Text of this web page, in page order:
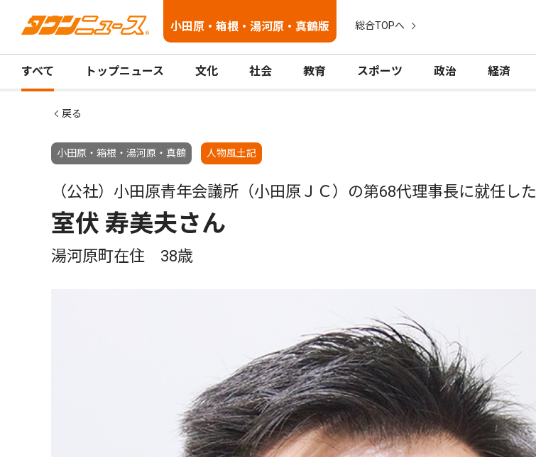
小田原・箱根・湯河原・真鶴版 総合TOPへ
すべて トップニュース 文化 社会 教育 スポーツ 政治 経済
戻る
小田原・箱根・湯河原・真鶴 人物風土記
（公社）小田原青年会議所（小田原ＪＣ）の第68代理事長に就任した
室伏 寿美夫さん
湯河原町在住 38歳